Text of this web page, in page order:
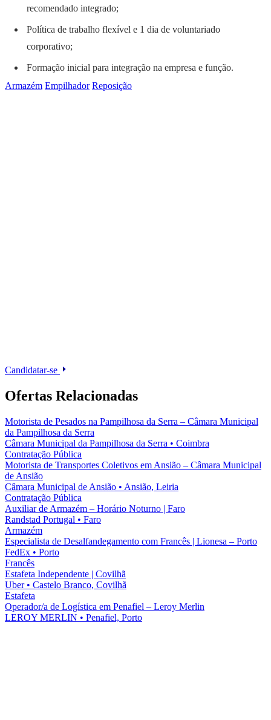
recomendado integrado;
Política de trabalho flexível e 1 dia de voluntariado
corporativo;
Formação inicial para integração na empresa e função.
Armazém Empilhador Reposição
Candidatar-se
Ofertas Relacionadas
Motorista de Pesados na Pampilhosa da Serra – Câmara Municipal
da Pampilhosa da Serra
Câmara Municipal da Pampilhosa da Serra • Coimbra
Contratação Pública
Motorista de Transportes Coletivos em Ansião – Câmara Municipal
de Ansião
Câmara Municipal de Ansião • Ansião, Leiria
Contratação Pública
Auxiliar de Armazém – Horário Noturno | Faro
Randstad Portugal • Faro
Armazém
Especialista de Desalfandegamento com Francês | Lionesa – Porto
FedEx • Porto
Francês
Estafeta Independente | Covilhã
Uber • Castelo Branco, Covilhã
Estafeta
Operador/a de Logística em Penafiel – Leroy Merlin
LEROY MERLIN • Penafiel, Porto